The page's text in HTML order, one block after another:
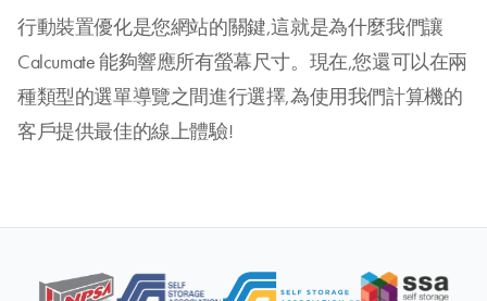
行動裝置優化是您網站的關鍵,這就是為什麼我們讓
Calcumate 能夠響應所有螢幕尺寸。現在,您還可以在兩
種類型的選單導覽之間進行選擇,為使用我們計算機的
客戶提供最佳的線上體驗!